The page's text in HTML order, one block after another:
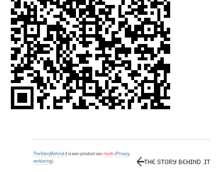
TheStoryBehind.Itis een product vanmurb(Privacy
verklaring).